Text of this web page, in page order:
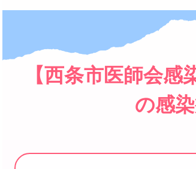
【西条市医師会
の感